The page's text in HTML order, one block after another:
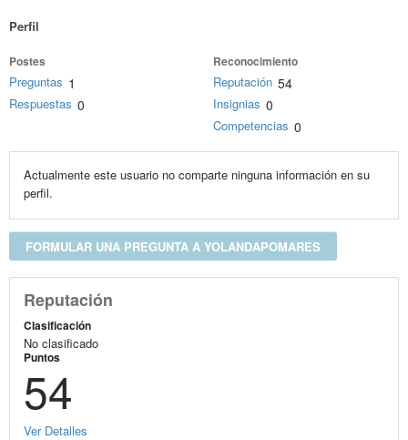
Perfil
Postes
Preguntas 1
Respuestas 0
Reconocimiento
Reputación 54
Insignias 0
Competencias 0
Actualmente este usuario no comparte ninguna información en su
perfil.
FORMULAR UNA PREGUNTA A YOLANDAPOMARES
Reputación
Clasificación
No clasificado
Puntos
54
Ver Detalles